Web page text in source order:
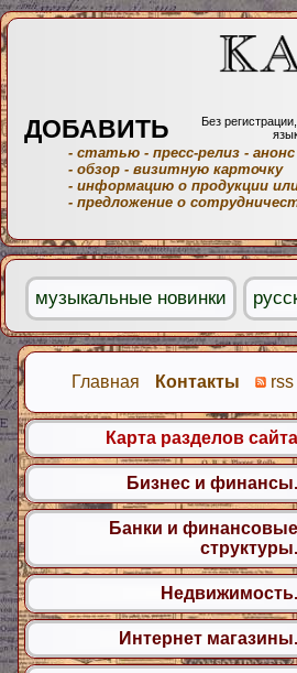
Главная Контакты rss
Карта разделов сайта
Бизнес и финансы.
Банки и финансовые
структуры.
Недвижимость.
Интернет магазины.
ДОБАВИТЬ
Без
- статью - пресс-релиз - анонс
- обзор - визитную карточку
- информацию о продукции
- предложение о
музыкальные новинки